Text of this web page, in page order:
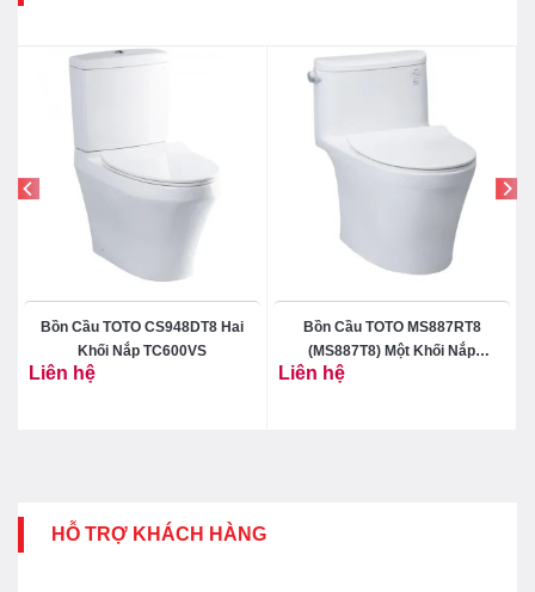
Bồn Cầu TOTO CS948DT8 Hai
Khối Nắp TC600VS
Liên hệ
Bồn Cầu TOTO MS887RT8
(MS887T8) Một Khối Nắp
Liên hệ
HỖ TRỢ KHÁCH HÀNG